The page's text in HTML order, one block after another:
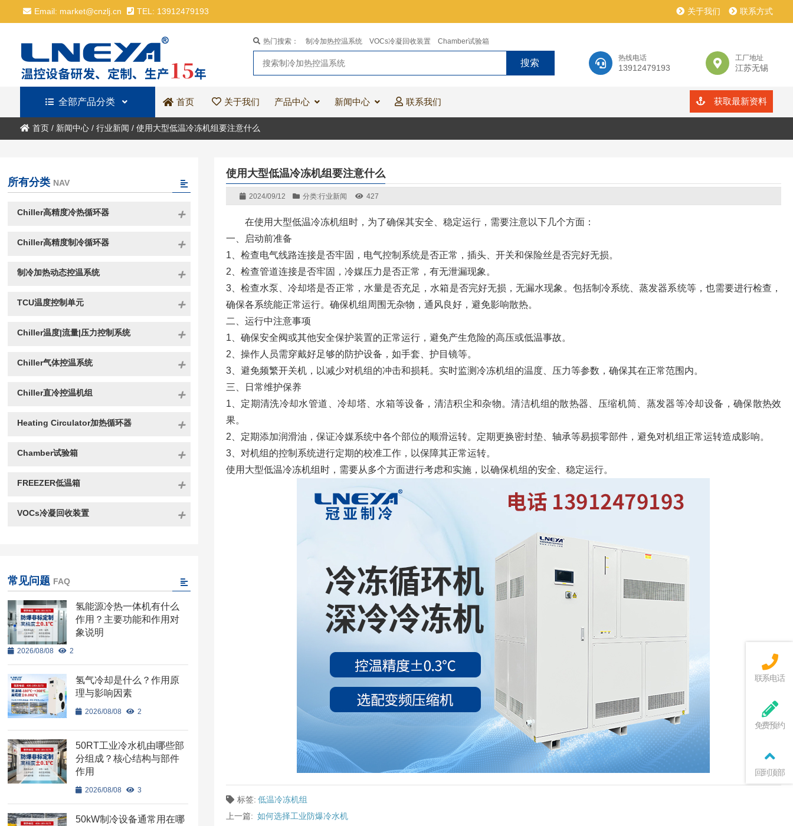
Email: market@cnzlj.cn TEL: 13912479193 关于我们 联系方式
热线电话
13912479193
工厂地址
江苏无锡
热门搜索： 制冷加热控温系统 VOCs冷凝回收装置 Chamber试验箱
全部产品分类 首页 关于我们 产品中心 新闻中心 联系我们 获取最新资料
首页/ 新闻中心/ 行业新闻 / 使用大型低温冷冻机组要注意什么
使用大型低温冷冻机组要注意什么
2024/09/12 分类:行业新闻 427
在使用大型低温冷冻机组时，为了确保其安全、稳定运行，需要注意以下几个方面：
一、启动前准备
1、检查电气线路连接是否牢固，电气控制系统是否正常，插头、开关和保险丝是否完好无损。
2、检查管道连接是否牢固，冷媒压力是否正常，有无泄漏现象。
3、检查水泵、冷却塔是否正常，水量是否充足，水箱是否完好无损，无漏水现象。包括制冷系统、蒸发器系统等，也需要进行检查，
确保各系统能正常运行。确保机组周围无杂物，通风良好，避免影响散热。
二、运行中注意事项
1、确保安全阀或其他安全保护装置的正常运行，避免产生危险的高压或低温事故。
2、操作人员需穿戴好足够的防护设备，如手套、护目镜等。
3、避免频繁开关机，以减少对机组的冲击和损耗。实时监测冷冻机组的温度、压力等参数，确保其在正常范围内。
三、日常维护保养
1、定期清洗冷却水管道、冷却塔、水箱等设备，清洁积尘和杂物。清洁机组的散热器、压缩机筒、蒸发器等冷却设备，确保散热效
果。
2、定期添加润滑油，保证冷媒系统中各个部位的顺滑运转。定期更换密封垫、轴承等易损零部件，避免对机组正常运转造成影响。
3、对机组的控制系统进行定期的校准工作，以保障其正常运转。
使用大型低温冷冻机组时，需要从多个方面进行考虑和实施，以确保机组的安全、稳定运行。
标签: 低温冷冻机组
上一篇: 如何选择工业防爆冷水机
所有分类 NAV
Chiller高精度冷热循环器
Chiller高精度制冷循环器
制冷加热动态控温系统
TCU温度控制单元
Chiller温度|流量|压力控制系统
Chiller气体控温系统
Chiller直冷控温机组
Heating Circulator加热循环器
Chamber试验箱
FREEZER低温箱
VOCs冷凝回收装置
常见问题 FAQ
氢能源冷热一体机有什么
作用？主要功能和作用对
象说明
2026/08/08 2
氢气冷却是什么？作用原
理与影响因素
2026/08/08 2
50RT工业冷水机由哪些部
分组成？核心结构与部件
作用
2026/08/08 3
50kW制冷设备通常用在哪
联系电话
免费预约
回到顶部